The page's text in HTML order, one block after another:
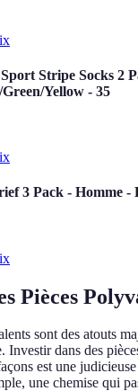
Stripe Socks 2
Yellow - 35
3 Pack - Homme -
Pièces
sont des atouts
Investir dans des
est une
une chemise qui